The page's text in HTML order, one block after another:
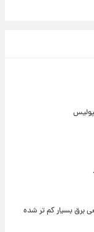
برق بسیار کم تر شده